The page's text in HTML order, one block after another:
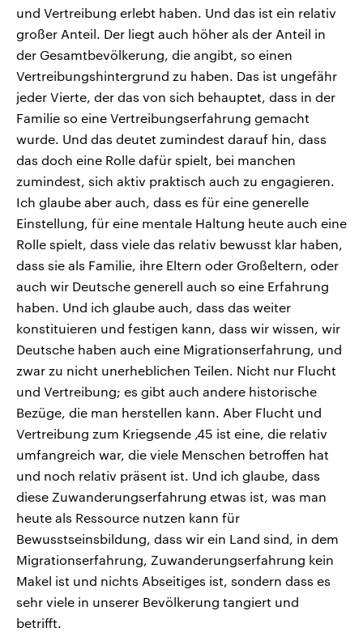
und Vertreibung erlebt haben. Und das ist ein relativ
großer Anteil. Der liegt auch höher als der Anteil in
der Gesamtbevölkerung, die angibt, so einen
Vertreibungshintergrund zu haben. Das ist ungefähr
jeder Vierte, der das von sich behauptet, dass in der
Familie so eine Vertreibungserfahrung gemacht
wurde. Und das deutet zumindest darauf hin, dass
das doch eine Rolle dafür spielt, bei manchen
zumindest, sich aktiv praktisch auch zu engagieren.
Ich glaube aber auch, dass es für eine generelle
Einstellung, für eine mentale Haltung heute auch eine
Rolle spielt, dass viele das relativ bewusst klar haben,
dass sie als Familie, ihre Eltern oder Großeltern, oder
auch wir Deutsche generell auch so eine Erfahrung
haben. Und ich glaube auch, dass das weiter
konstituieren und festigen kann, dass wir wissen, wir
Deutsche haben auch eine Migrationserfahrung, und
zwar zu nicht unerheblichen Teilen. Nicht nur Flucht
und Vertreibung; es gibt auch andere historische
Bezüge, die man herstellen kann. Aber Flucht und
Vertreibung zum Kriegsende ‚45 ist eine, die relativ
umfangreich war, die viele Menschen betroffen hat
und noch relativ präsent ist. Und ich glaube, dass
diese Zuwanderungserfahrung etwas ist, was man
heute als Ressource nutzen kann für
Bewusstseinsbildung, dass wir ein Land sind, in dem
Migrationserfahrung, Zuwanderungserfahrung kein
Makel ist und nichts Abseitiges ist, sondern dass es
sehr viele in unserer Bevölkerung tangiert und
betrifft.